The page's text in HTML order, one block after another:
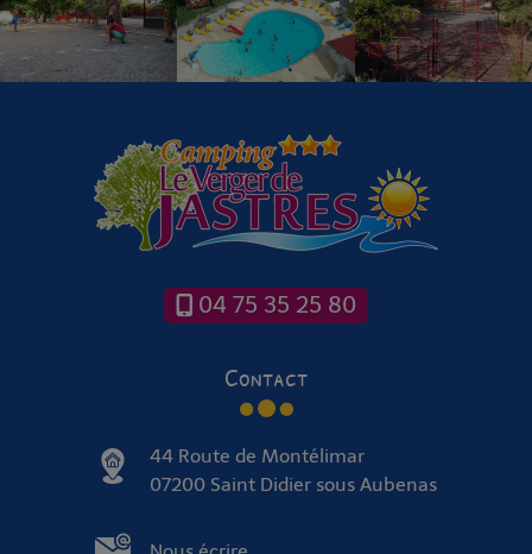
04 75 35 25 80
Contact
44 Route de Montélimar
07200 Saint Didier sous Aubenas